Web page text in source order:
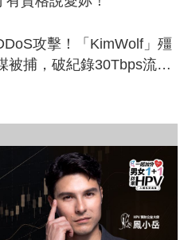
攻擊！「KimWolf」殭
被捕，破紀錄30Tbps流量